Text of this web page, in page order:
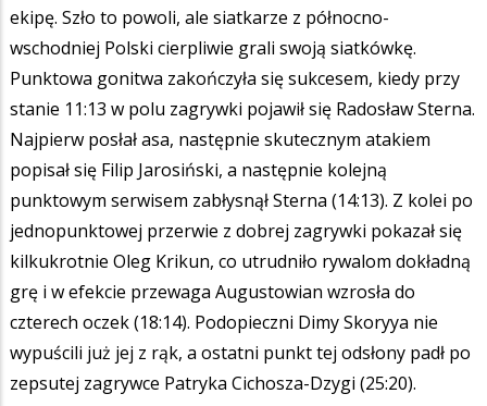
ekipę. Szło to powoli, ale siatkarze z północno-
wschodniej Polski cierpliwie grali swoją siatkówkę.
Punktowa gonitwa zakończyła się sukcesem, kiedy przy
stanie 11:13 w polu zagrywki pojawił się Radosław Sterna.
Najpierw posłał asa, następnie skutecznym atakiem
popisał się Filip Jarosiński, a następnie kolejną
punktowym serwisem zabłysnął Sterna (14:13). Z kolei po
jednopunktowej przerwie z dobrej zagrywki pokazał się
kilkukrotnie Oleg Krikun, co utrudniło rywalom dokładną
grę i w efekcie przewaga Augustowian wzrosła do
czterech oczek (18:14). Podopieczni Dimy Skoryya nie
wypuścili już jej z rąk, a ostatni punkt tej odsłony padł po
zepsutej zagrywce Patryka Cichosza-Dzygi (25:20).